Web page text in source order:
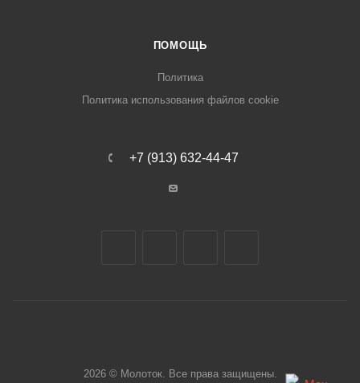
ПОМОЩЬ
Политика
Политика использования файлов cookie
+7 (913) 632-44-47
2026 © Молоток. Все права защищены.